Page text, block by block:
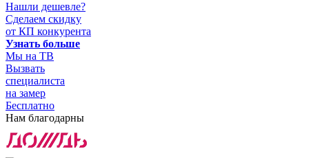
Нашли дешевле?
Сделаем скидку
от КП конкурента
Узнать больше
Мы на ТВ
Вызвать
специалиста
на замер
Бесплатно
Нам благодарны